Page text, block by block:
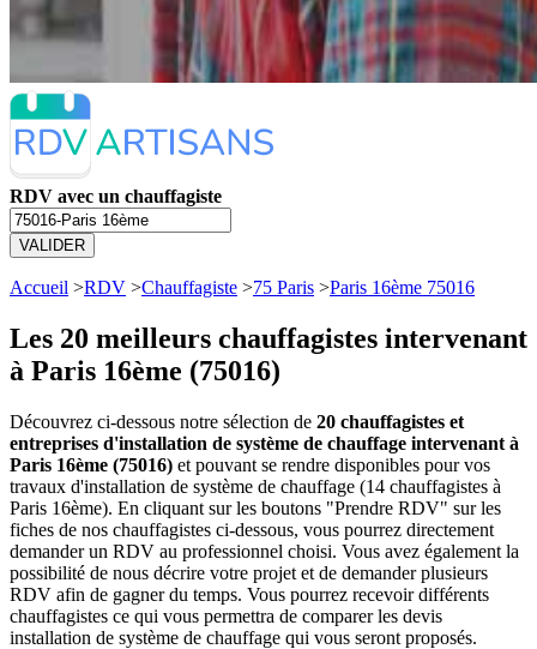
RDV avec un chauffagiste
VALIDER
Accueil >RDV >Chauffagiste >75 Paris >Paris 16ème 75016
Les 20 meilleurs chauffagistes intervenant
à Paris 16ème (75016)
Découvrez ci-dessous notre sélection de 20 chauffagistes et
entreprises d'installation de système de chauffage intervenant à
Paris 16ème (75016) et pouvant se rendre disponibles pour vos
travaux d'installation de système de chauffage (14 chauffagistes à
Paris 16ème). En cliquant sur les boutons "Prendre RDV" sur les
fiches de nos chauffagistes ci-dessous, vous pourrez directement
demander un RDV au professionnel choisi. Vous avez également la
possibilité de nous décrire votre projet et de demander plusieurs
RDV afin de gagner du temps. Vous pourrez recevoir différents
chauffagistes ce qui vous permettra de comparer les devis
installation de système de chauffage qui vous seront proposés.